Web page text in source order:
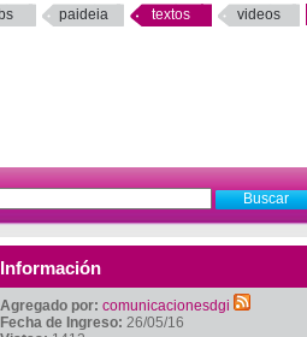
paideia textos videos
Información
Agregado por: comunicacionesdgi
Fecha de Ingreso: 26/05/16